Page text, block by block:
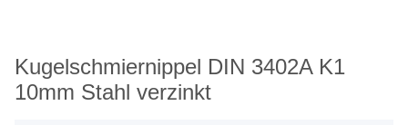
Kugelschmiernippel DIN 3402A K1
10mm Stahl verzinkt